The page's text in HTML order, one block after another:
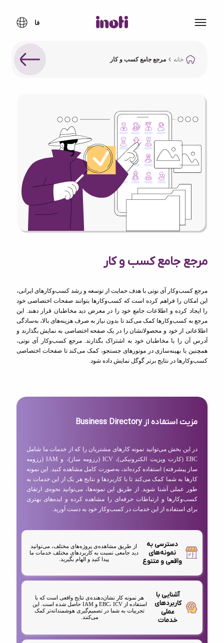
خانه مرجع جامع کسب و کار
مرجع جامع کسب و کار
مرجع کسب‌وکار آی نوتی با هدف حمایت از توسعه و رشد کسب‌وکارهای ایرانی،
این امکان را فراهم کرده است که کسب‌وکارها بتوانند صفحات اختصاصی خود
را ایجاد کرده و اطلاعات جامع خود را در معرض دید مخاطبان قرار دهند. این
مرجع به کسب‌وکارها کمک می‌کند تا بدون نیاز به صرف هزینه‌های بالا، به‌سادگی
اطلاعاتی از خود و محصولاتشان را در یک صفحه اختصاصی به نمایش بگذارند و
آدرس آن را با مخاطبان خود به اشتراک بگذارند. مرجع کسب‌وکار آی نوتی،
همچنین با بهینه‌سازی در موتورهای جستجو، کمک می‌کند تا صفحات اختصاصی
کسب‌وکارها در نتایج برتر گوگل نمایش داده شود.
مزیت استفاده از Business Directory
در این بخش می‌توانید نمونه کارهای مشتریان را که از خدمات ما شامل
EBC (کارت ویزیت الکترونیکی)، ICV (رزومه ساز)، و IAM (رزومه
ساز پیشرفته) استفاده کرده‌اند، به‌صورت کامل مشاهده کنید. این نمونه
کارها به شما کمک می‌کند تا با کاربردها و نتایج هر یک از این خدمات به
طور عملی آشنا شوید. از طریق این نمونه‌ها، می‌توانید نحوه‌ی ارتقای
کسب‌وکارها و ارتباطات حرفه‌ای را مشاهده کرده و ایده‌های بهتری
برای استفاده از این خدمات در کسب‌وکار خود به دست آورید.
دسترسی به
نمونه‌های
واقعی و متنوع
از طریق مشاهده‌ی پروژه‌های مختلف، می‌توانید
دید جامعی نسبت به کاربردهای مختلف خدمات ما
پیدا کنید و الهام بگیرید.
آشنایی با
کاربردهای
عملی
خدمات
هر نمونه کار نشان‌دهنده‌ی نتایج واقعی است که با
استفاده از EBC، ICV و IAM حاصل شده است. این
تجربیات به شما در تصمیم‌گیری هوشمندانه‌تر کمک
می‌کنند.